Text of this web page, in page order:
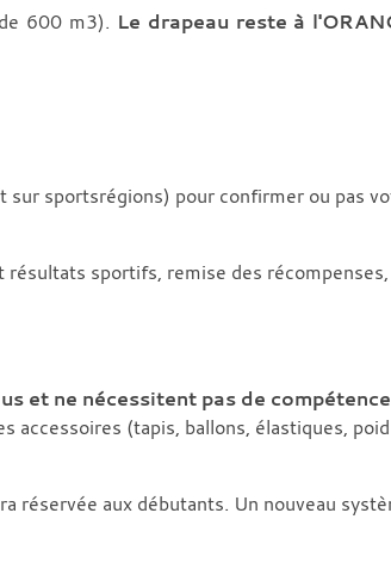
600 m3). Le drapeau reste à
sur sportsrégions) pour confirmer ou pas
sportifs, remise des
et ne nécessitent pas de
accessoires (tapis, ballons, élastiques,
réservée aux débutants. Un nouveau